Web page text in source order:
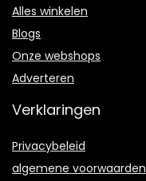
Alles winkelen
Blogs
Onze webshops
Adverteren
Verklaringen
Privacybeleid
algemene voorwaarden